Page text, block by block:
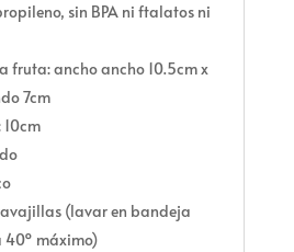
sin BPA ni ftalatos ni
fruta: ancho ancho 10.5cm x
7cm
(lavar en bandeja
40º máximo)